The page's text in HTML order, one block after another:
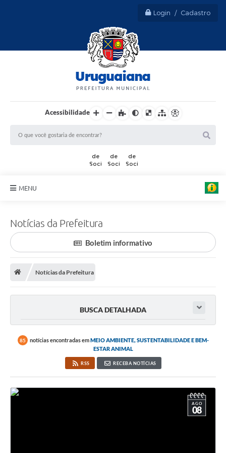
Login / Cadastro
Acessibilidade
MENU
Saneamento
Ouvidorias
Carta de Serviços
Vice-Prefeito Municipal
Requerimento geral
Notícias da Prefeitura
Boletim informativo
Notícias da Prefeitura
BUSCA DETALHADA
85 notícias encontradas emMEIO AMBIENTE, SUSTENTABILIDADE E BEM-
ESTAR ANIMAL
RSS RECEBA NOTÍCIAS
AGO
08